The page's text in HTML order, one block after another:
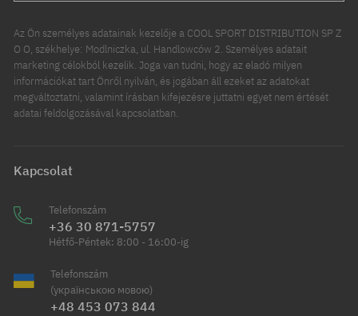
Az Ön személyes adatainak kezelője a COOL SPORT DISTRIBUTION SP Z
O O, székhelye: Modlniczka, ul. Handlowców 2. Személyes adatait
marketing célokból kezelik. Joga van tudni, hogy az eladó milyen
információkat tart Önről nyilván, és jogában áll ezeket az adatokat
megváltoztatni, valamint írásban kifejezésre juttatni egyet nem értését
adatai feldolgozásával kapcsolatban.
Kapcsolat
Telefonszám
+36 30 871-5757
Hétfő-Péntek: 8:00 - 16:00-ig
Telefonszám
(українською мовою)
+48 453 073 844